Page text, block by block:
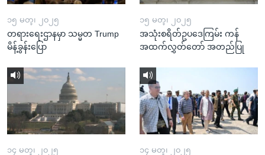
၁၅ မတ္၊ ၂၀၂၅
တရားရေးဌာနမှာ သမ္မတ Trump
မိန့်ခွန်းပြော
၁၅ မတ္၊ ၂၀၂၅
အသုံးစရိတ်ဥပဒေကြမ်း ကန်
အထက်လွှတ်တော် အတည်ပြု
၁၄ မတ္၊ ၂၀၂၅ ၁၄ မတ္၊ ၂၀၂၅